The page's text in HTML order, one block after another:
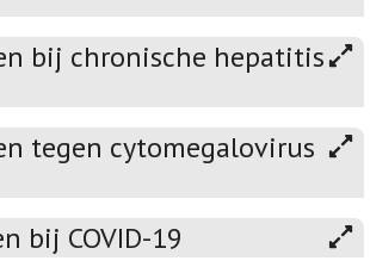
bij chronische hepatitis
tegen cytomegalovirus
bij COVID-19